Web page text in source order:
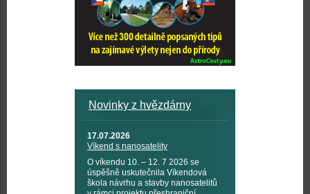
Novinky z hvězdárny
17.07.2026
Víkend s nanosatelity
O víkendu 10. – 12. 7 2026 se
úspěšně uskutečnila Víkendová
škola návrhu a stavby nanosatelitů